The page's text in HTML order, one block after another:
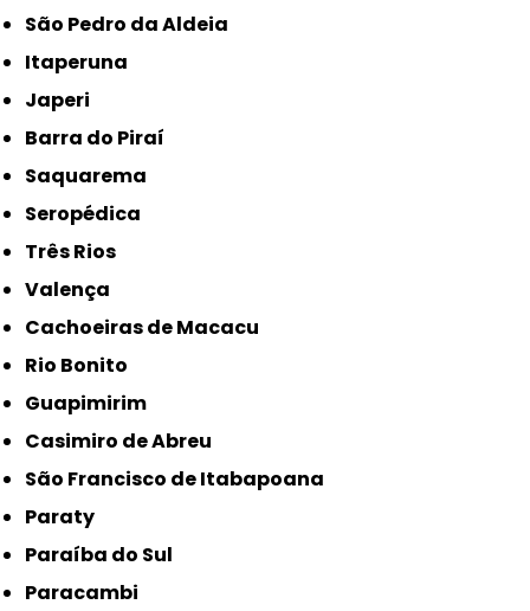
São Pedro da Aldeia
Itaperuna
Japeri
Barra do Piraí
Saquarema
Seropédica
Três Rios
Valença
Cachoeiras de Macacu
Rio Bonito
Guapimirim
Casimiro de Abreu
São Francisco de Itabapoana
Paraty
Paraíba do Sul
Paracambi